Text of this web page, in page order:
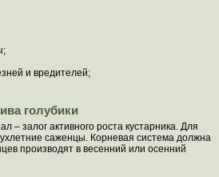
и вредителей;
голубики
– залог активного роста кустарника. Для
саженцы. Корневая система должна
производят в весенний или осенний